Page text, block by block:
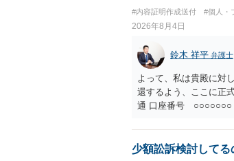
#内容証明作成送付 #個人・
2026年8月4日
鈴木 祥平 弁護士
よって、私は貴殿に対
還するよう、ここに
通 口座番号 ○○○○○○○
を求める民事訴訟、支
の他法令上認められる
少額訟訴検討して